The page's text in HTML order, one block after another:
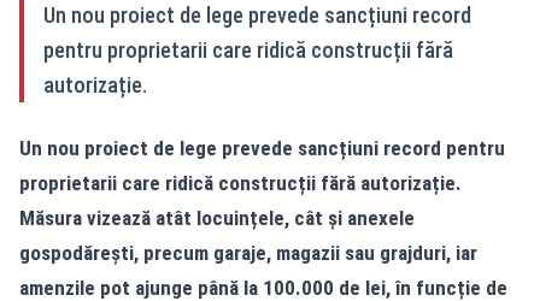
Un nou proiect de lege prevede sancțiuni record
pentru proprietarii care ridică construcții fără
autorizație.
Un nou proiect de lege prevede sancțiuni record pentru
proprietarii care ridică construcții fără autorizație.
Măsura vizează atât locuințele, cât și anexele
gospodărești, precum garaje, magazii sau grajduri, iar
amenzile pot ajunge până la 100.000 de lei, în funcție de